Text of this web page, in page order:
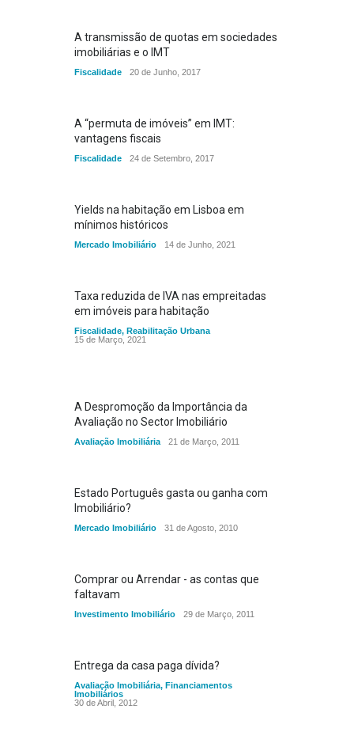
A transmissão de quotas em sociedades
imobiliárias e o IMT
Fiscalidade 20 de Junho, 2017
A “permuta de imóveis” em IMT:
vantagens fiscais
Fiscalidade 24 de Setembro, 2017
Yields na habitação em Lisboa em
mínimos históricos
Mercado Imobiliário 14 de Junho, 2021
Taxa reduzida de IVA nas empreitadas
em imóveis para habitação
Fiscalidade, Reabilitação Urbana
15 de Março, 2021
A Despromoção da Importância da
Avaliação no Sector Imobiliário
Avaliação Imobiliária 21 de Março, 2011
Estado Português gasta ou ganha com
Imobiliário?
Mercado Imobiliário 31 de Agosto, 2010
Comprar ou Arrendar - as contas que
faltavam
Investimento Imobiliário 29 de Março, 2011
Entrega da casa paga dívida?
Avaliação Imobiliária, Financiamentos
Imobiliários
30 de Abril, 2012